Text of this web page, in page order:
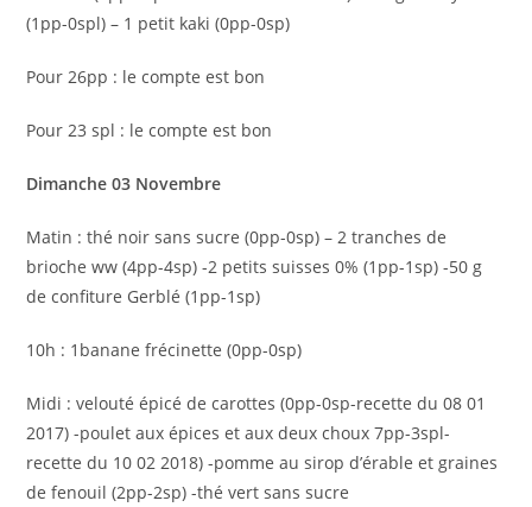
(1pp-0spl) – 1 petit kaki (0pp-0sp)
Pour 26pp : le compte est bon
Pour 23 spl : le compte est bon
Dimanche 03 Novembre
Matin : thé noir sans sucre (0pp-0sp) – 2 tranches de
brioche ww (4pp-4sp) -2 petits suisses 0% (1pp-1sp) -50 g
de confiture Gerblé (1pp-1sp)
10h : 1banane frécinette (0pp-0sp)
Midi : velouté épicé de carottes (0pp-0sp-recette du 08 01
2017) -poulet aux épices et aux deux choux 7pp-3spl-
recette du 10 02 2018) -pomme au sirop d’érable et graines
de fenouil (2pp-2sp) -thé vert sans sucre